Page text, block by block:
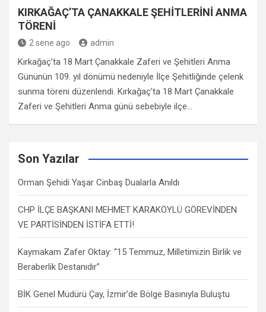
KIRKAĞAÇ’TA ÇANAKKALE ŞEHİTLERİNİ ANMA
TÖRENİ
2 sene ago admin
Kırkağaç’ta 18 Mart Çanakkale Zaferi ve Şehitleri Anma
Gününün 109. yıl dönümü nedeniyle İlçe Şehitliğinde çelenk
sunma töreni düzenlendi. Kırkağaç’ta 18 Mart Çanakkale
Zaferi ve Şehitleri Anma günü sebebiyle ilçe…
Son Yazılar
Orman Şehidi Yaşar Cinbaş Dualarla Anıldı
CHP İLÇE BAŞKANI MEHMET KARAKÖYLÜ GÖREVİNDEN
VE PARTİSİNDEN İSTİFA ETTİ!
Kaymakam Zafer Oktay: “15 Temmuz, Milletimizin Birlik ve
Beraberlik Destanıdır”
BİK Genel Müdürü Çay, İzmir’de Bölge Basınıyla Buluştu